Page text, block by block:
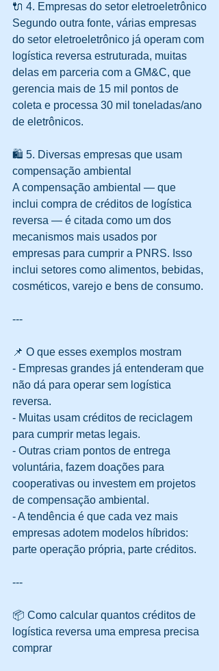
🔌 4. Empresas do setor eletroeletrônico
Segundo outra fonte, várias empresas
do setor eletroeletrônico já operam com
logística reversa estruturada, muitas
delas em parceria com a GM&C, que
gerencia mais de 15 mil pontos de
coleta e processa 30 mil toneladas/ano
de eletrônicos.
🛍️ 5. Diversas empresas que usam
compensação ambiental
A compensação ambiental — que
inclui compra de créditos de logística
reversa — é citada como um dos
mecanismos mais usados por
empresas para cumprir a PNRS. Isso
inclui setores como alimentos, bebidas,
cosméticos, varejo e bens de consumo.
---
📌 O que esses exemplos mostram
- Empresas grandes já entenderam que
não dá para operar sem logística
reversa.
- Muitas usam créditos de reciclagem
para cumprir metas legais.
- Outras criam pontos de entrega
voluntária, fazem doações para
cooperativas ou investem em projetos
de compensação ambiental.
- A tendência é que cada vez mais
empresas adotem modelos híbridos:
parte operação própria, parte créditos.
---
📦 Como calcular quantos créditos de
logística reversa uma empresa precisa
comprar